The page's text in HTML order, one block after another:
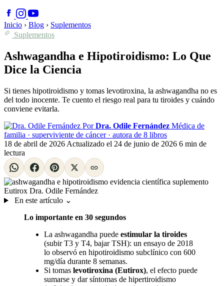
Inicio › Blog › Suplementos
Suplementos
Ashwagandha e Hipotiroidismo: Lo Que
Dice la Ciencia
Si tienes hipotiroidismo y tomas levotiroxina, la ashwagandha no es
del todo inocente. Te cuento el riesgo real para tu tiroides y cuándo
conviene evitarla.
Por Dra. Odile Fernández Médica de
familia · superviviente de cáncer · autora de 8 libros
18 de abril de 2026 Actualizado el 24 de junio de 2026 6 min de
lectura
En este artículo ⌄
Lo importante en 30 segundos
La ashwagandha puede estimular la tiroides
(subir T3 y T4, bajar TSH): un ensayo de 2018
lo observó en hipotiroidismo subclínico con 600
mg/día durante 8 semanas.
Si tomas levotiroxina (Eutirox), el efecto puede
sumarse y dar síntomas de hipertiroidismo